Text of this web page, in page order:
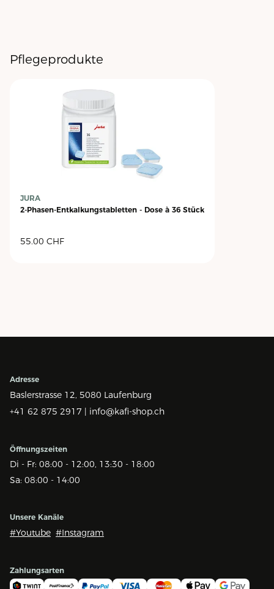
Pflegeprodukte
JURA
2-Phasen-Entkalkungstabletten - Dose à 36 Stück
55.00 CHF
Adresse
Baslerstrasse 12, 5080 Laufenburg
+41 62 875 2917 | info@kafi-shop.ch
Öffnungszeiten
Di - Fr: 08:00 - 12:00, 13:30 - 18:00
Sa: 08:00 - 14:00
Unsere Kanäle
#Youtube #Instagram
Zahlungsarten